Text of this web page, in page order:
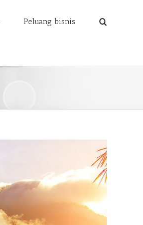
Peluang bisnis